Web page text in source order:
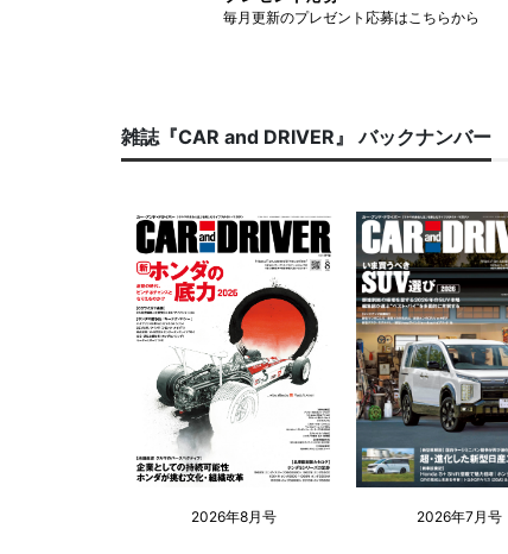
毎月更新のプレゼント応募はこちらから
雑誌『CAR and DRIVER』 バックナンバー
2026年8月号 2026年7月号